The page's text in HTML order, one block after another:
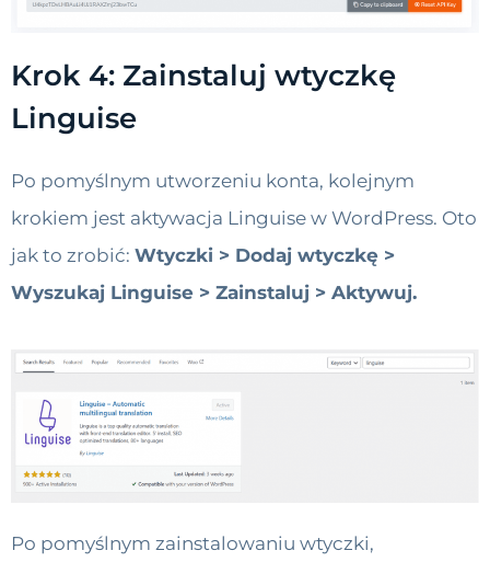
Krok 4: Zainstaluj wtyczkę
Linguise
Po pomyślnym utworzeniu konta, kolejnym
krokiem jest aktywacja Linguise w WordPress. Oto
jak to zrobić: Wtyczki > Dodaj wtyczkę >
Wyszukaj Linguise > Zainstaluj > Aktywuj.
Po pomyślnym zainstalowaniu wtyczki,